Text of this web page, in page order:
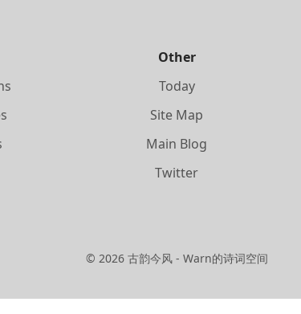
Other
Today
Site Map
Main Blog
Twitter
© 2026古韵今风 - Warn的诗词空间